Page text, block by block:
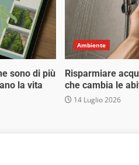
sono di più
la vita
Ambiente
Risparmiare
che cambia le
14 Luglio 2026
Cavour 310 - 00184
pertanto considerarsi un